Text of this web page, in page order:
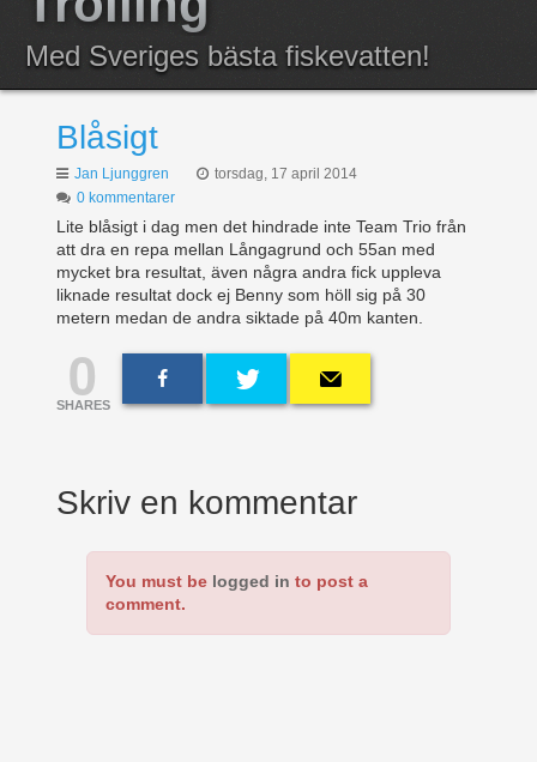
Med Sveriges bästa fiskevatten!
Resultat
Blåsigt
Jan Ljunggren
torsdag, 17 april 2014
0 kommentarer
Lite blåsigt i dag men det hindrade inte Team Trio från
att dra en repa mellan Långagrund och 55an med
mycket bra resultat, även några andra fick uppleva
liknade resultat dock ej Benny som höll sig på 30
metern medan de andra siktade på 40m kanten.
0
SHARES
Skriv en kommentar
You must be logged in to post a
comment.